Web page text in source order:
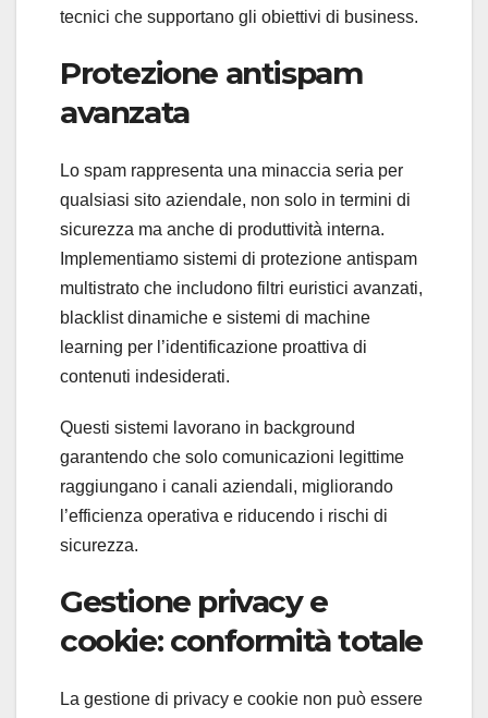
tecnici che supportano gli obiettivi di business.
Protezione antispam
avanzata
Lo spam rappresenta una minaccia seria per
qualsiasi sito aziendale, non solo in termini di
sicurezza ma anche di produttività interna.
Implementiamo sistemi di protezione antispam
multistrato che includono filtri euristici avanzati,
blacklist dinamiche e sistemi di machine
learning per l’identificazione proattiva di
contenuti indesiderati.
Questi sistemi lavorano in background
garantendo che solo comunicazioni legittime
raggiungano i canali aziendali, migliorando
l’efficienza operativa e riducendo i rischi di
sicurezza.
Gestione privacy e
cookie: conformità totale
La gestione di privacy e cookie non può essere